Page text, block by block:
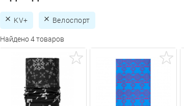
KV+ Велоспорт
Найдено 4 товаров